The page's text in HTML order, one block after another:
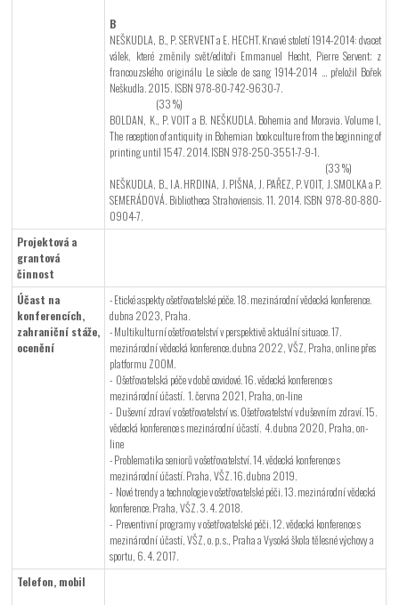
B
NEŠKUDLA, B., P. SERVENT a E. HECHT. Krvavé století 1914-2014: dvacet
válek, které změnily svět/editoři Emmanuel Hecht, Pierre Servent; z
francouzského originálu Le siècle de sang 1914-2014 ... přeložil Bořek
Neškudla. 2015. ISBN 978-80-742-9630-7.
(33 %)
BOLDAN, K., P. VOIT a B. NEŠKUDLA. Bohemia and Moravia. Volume I,
The reception of antiquity in Bohemian book culture from the beginning of
printing until 1547. 2014. ISBN 978-250-3551-7-9-1.
(33 %)
NEŠKUDLA, B., I.A. HRDINA, J. PIŠNA, J. PAŘEZ, P. VOIT, J. SMOLKA a P.
SEMERÁDOVÁ. Bibliotheca Strahoviensis. 11. 2014. ISBN 978-80-880-
0904-7.
Projektová a
grantová
činnost
Účast na
konferencích,
zahraniční stáže,
ocenění
- Etické aspekty ošetřovatelské péče. 18. mezinárodní vědecká konference.
dubna 2023, Praha.
- Multikulturní ošetřovatelství v perspektivě aktuální situace. 17.
mezinárodní vědecká konference. dubna 2022, VŠZ, Praha, online přes
platformu ZOOM.
- Ošetřovatelská péče v době covidové. 16. vědecká konference s
mezinárodní účastí. 1. června 2021, Praha, on-line
- Duševní zdraví v ošetřovatelství vs. Ošetřovatelství v duševním zdraví. 15.
vědecká konference s mezinárodní účastí. 4. dubna 2020, Praha, on-
line
- Problematika seniorů v ošetřovatelství. 14. vědecká konference s
mezinárodní účastí. Praha, VŠZ. 16. dubna 2019.
- Nové trendy a technologie v ošetřovatelské péči. 13. mezinárodní vědecká
konference. Praha, VŠZ. 3. 4. 2018.
- Preventivní programy v ošetřovatelské péči. 12. vědecká konference s
mezinárodní účastí, VŠZ, o. p. s., Praha a Vysoká škola tělesné výchovy a
sportu, 6. 4. 2017.
Telefon, mobil